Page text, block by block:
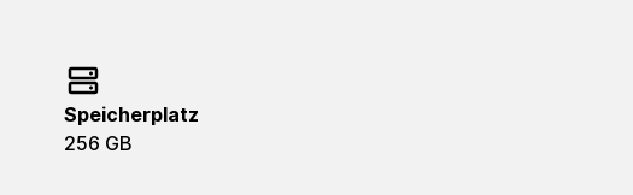
Speicherplatz
256 GB